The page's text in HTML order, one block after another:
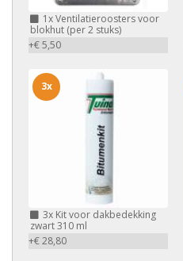
1xVentilatieroosters voor
blokhut (per 2 stuks)
+€ 5,50
3x Kit voor dakbedekking
zwart 310 ml
+€ 28,80
3x